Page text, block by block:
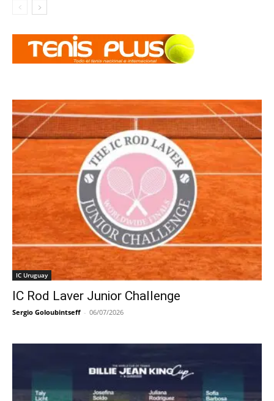
IC Uruguay
IC Rod Laver Junior Challenge
Sergio Goloubintseff - 06/07/2026